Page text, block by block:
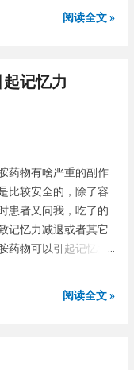
。一发表于Neurology
(2010-2050)
神经系统疾病的人可
年美国65岁以上的
措施，这种状况会得
阅读全文 »
记忆力
药物有啥严重的副作
比较安全的，除了容
患者又问我，吃了的
记忆力减退或者其它
药物可以引起记忆力
研究？ 上了狗狗搜了
一段特意提起抗组胺
阅读全文 »